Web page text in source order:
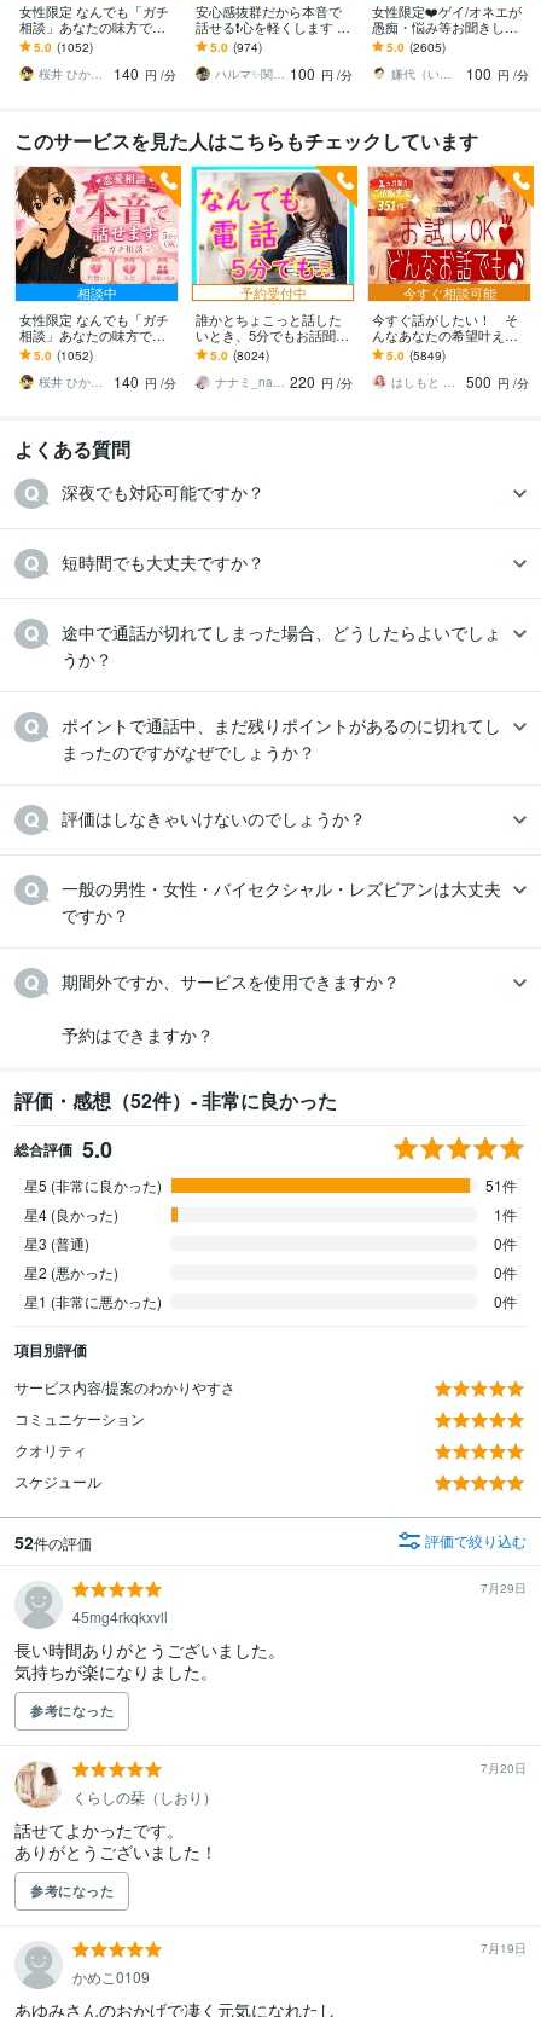
女性限定 なんでも「ガチ
相談」あなたの味方で話
ます 男性目線で、あなた
の恋の“答え”を言葉にしま
す。
5.0 (1052)
桜井 ひかる｜経験豊富の恋愛相談室
140 円 /分
安心感抜群だから本音で
話せる❗️心を軽くします あ
なたの気持ちを最優先✨否
定せず秘密厳守！愚痴・
雑談OK
5.0 (974)
ハルマ✨関西の傾聴マスター 100 円 /分
女性限定❤️ゲイ/オネエが
愚痴・悩み等お聞きしま
す 女性限定！ゲイ/オネエ
が恋愛/人間関係など何で
も聞くわよ！
5.0 (2605)
嫌代（いやよ）
100 円 /分
このサービスを見た人はこちらもチェックしています
相談中
女性限定 なんでも「ガチ
相談」あなたの味方で話
ます 男性目線で、あなた
の恋の“答え”を言葉にしま
す。
5.0 (1052)
桜井 ひかる｜経験豊富の恋愛相談室
140 円 /分
予約受付中
誰かとちょこっと話した
いとき、5分でもお話聞き
ます 疲れた～、でもカウ
ンセリングじゃない、な
んとなく雑談聞いて～
5.0 (8024)
ナナミ_nanami 220 円 /分
今すぐ相談可能
今すぐ話がしたい！ そ
んなあなたの希望叶えま
す 今日あったことから深
刻な悩みまで☆何でも打
ち明けてください。
5.0 (5849)
はしもと ゆっこ♡救急こころの相談室
500 円 /分
よくある質問
深夜でも対応可能ですか？
短時間でも大丈夫ですか？
途中で通話が切れてしまった場合、どうしたらよいでしょ
うか？
ポイントで通話中、まだ残りポイントがあるのに切れてし
まったのですがなぜでしょうか？
評価はしなきゃいけないのでしょうか？
一般の男性・女性・バイセクシャル・レズビアンは大丈夫
ですか？
期間外ですか、サービスを使用できますか？
予約はできますか？
評価・感想（52件）- 非常に良かった
総合評価 5.0
星5 (非常に良かった)
51件
星4 (良かった)
1件
星3 (普通)
0件
星2 (悪かった)
0件
星1 (非常に悪かった)
0件
項目別評価
サービス内容/提案のわかりやすさ
コミュニケーション
クオリティ
スケジュール
52件の評価 評価で絞り込む
7月29日
45mg4rkqkxvll
長い時間ありがとうございました。
気持ちが楽になりました。
参考になった
7月20日
くらしの栞（しおり）
話せてよかったです。
ありがとうございました！
参考になった
7月19日
かめこ0109
あゆみさんのおかげで凄く元気になれたし